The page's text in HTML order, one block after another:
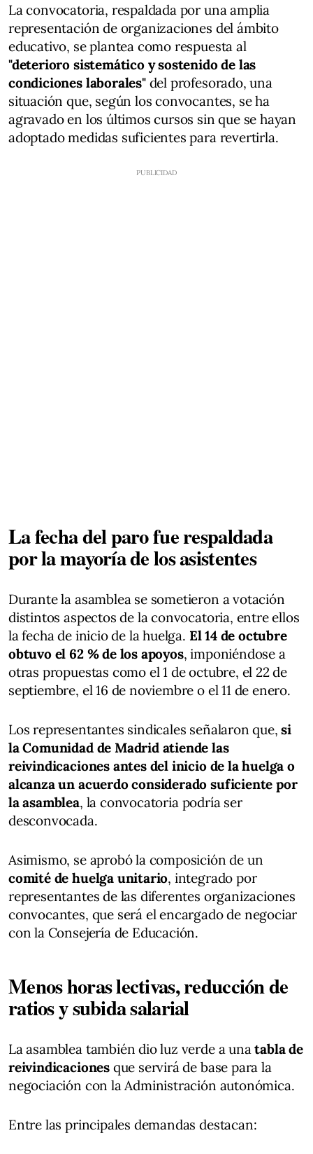
La convocatoria, respaldada por una amplia
representación de organizaciones del ámbito
educativo, se plantea como respuesta al
"deterioro sistemático y sostenido de las
condiciones laborales"del profesorado, una
situación que, según los convocantes, se ha
agravado en los últimos cursos sin que se hayan
adoptado medidas suficientes para revertirla.
La fecha del paro fue respaldada
por la mayoría de los asistentes
Durante la asamblea se sometieron a votación
distintos aspectos de la convocatoria, entre ellos
la fecha de inicio de la huelga. El 14 de octubre
obtuvo el 62 % de los apoyos, imponiéndose a
otras propuestas como el 1 de octubre, el 22 de
septiembre, el 16 de noviembre o el 11 de enero.
Los representantes sindicales señalaron que,si
la Comunidad de Madrid atiende las
reivindicaciones antes del inicio de la huelga o
alcanza un acuerdo considerado suficiente por
la asamblea, la convocatoria podría ser
desconvocada.
Asimismo, se aprobó la composición de un
comité de huelga unitario, integrado por
representantes de las diferentes organizaciones
convocantes, que será el encargado de negociar
con la Consejería de Educación.
Menos horas lectivas, reducción de
ratios y subida salarial
La asamblea también dio luz verde a unatabla de
reivindicacionesque servirá de base para la
negociación con la Administración autonómica.
Entre las principales demandas destacan: